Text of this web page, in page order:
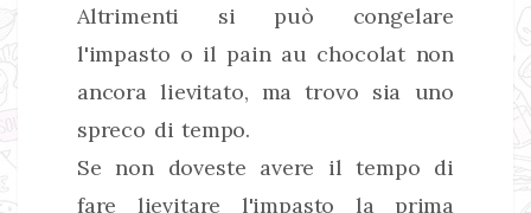
Altrimenti si può congelare
l'impasto o il pain au chocolat non
ancora lievitato, ma trovo sia uno
spreco di tempo.
Se non doveste avere il tempo di
fare lievitare l'impasto la prima